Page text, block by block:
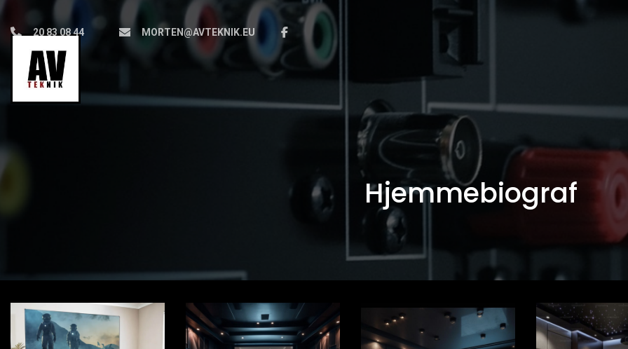
Gå
20 83 08 44 MORTEN@AVTEKNIK.EU
Hjemmebiograf